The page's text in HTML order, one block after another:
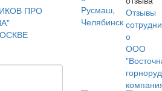
ПРО
Русмаш,
Челябинск
Отзывы
о
ООО